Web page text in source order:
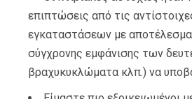
επιπτώσεις από τις
εγκαταστάσεων με
σύγχρονης εμφάνισης των
βραχυκυκλώματα κλπ.) να